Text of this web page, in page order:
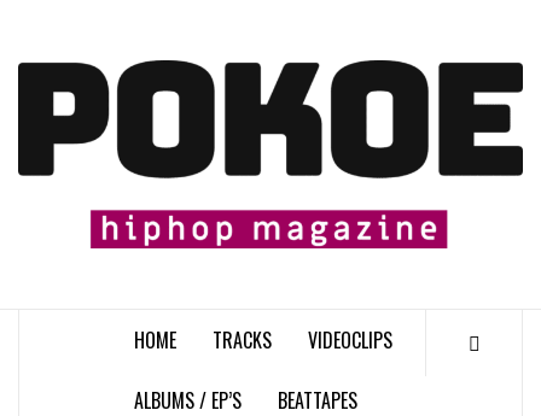
content
HOME TRACKS VIDEOCLIPS
ALBUMS / EP’S BEATTAPES